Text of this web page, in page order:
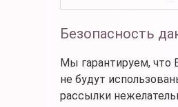
Безопасность
Мы гарантируем, что
не будут
рассылки